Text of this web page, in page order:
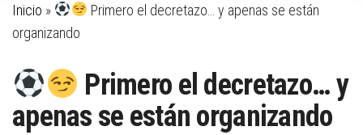
Inicio »
Primero el decretazo… y apenas se están
organizando
Primero el decretazo… y
apenas se están organizando